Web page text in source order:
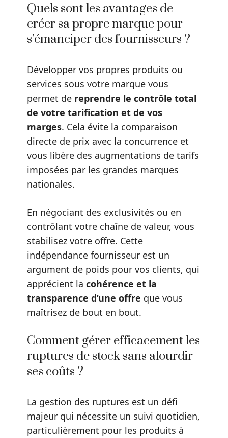
Quels sont les avantages de
créer sa propre marque pour
s’émanciper des fournisseurs ?
Développer vos propres produits ou
services sous votre marque vous
permet de reprendre le contrôle total
de votre tarification et de vos
marges. Cela évite la comparaison
directe de prix avec la concurrence et
vous libère des augmentations de tarifs
imposées par les grandes marques
nationales.
En négociant des exclusivités ou en
contrôlant votre chaîne de valeur, vous
stabilisez votre offre. Cette
indépendance fournisseur est un
argument de poids pour vos clients, qui
apprécient la cohérence et la
transparence d’une offre que vous
maîtrisez de bout en bout.
Comment gérer efficacement les
ruptures de stock sans alourdir
ses coûts ?
La gestion des ruptures est un défi
majeur qui nécessite un suivi quotidien,
particulièrement pour les produits à